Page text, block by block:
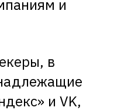
и
в
и VK,